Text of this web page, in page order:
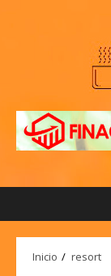
Inicio resort